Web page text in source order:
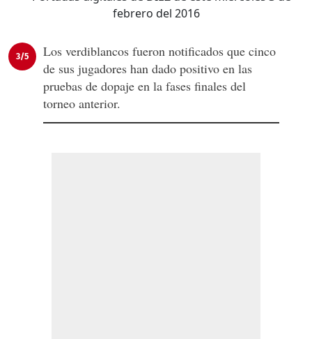
3/5
Los verdiblancos fueron notificados que cinco
de sus jugadores han dado positivo en las
pruebas de dopaje en la fases finales del
torneo anterior.